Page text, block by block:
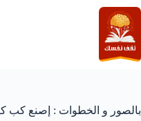
التجاوز
إلى
المحتوى
بالصور و الخطوات : إصنع كب